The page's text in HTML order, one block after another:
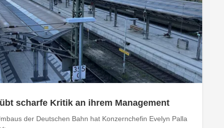
scharfe Kritik an ihrem Management
der Deutschen Bahn hat Konzernchefin Evelyn Palla